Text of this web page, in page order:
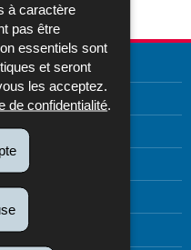
à caractère
pas être
essentiels sont
et seront
les acceptez.
de confidentialité.